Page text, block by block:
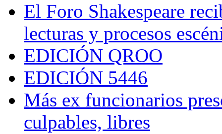
El Foro Shakespeare
lecturas y procesos
EDICIÓN QROO
EDICIÓN 5446
Más ex funcionarios
culpables, libres